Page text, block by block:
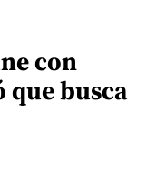
con
que busca